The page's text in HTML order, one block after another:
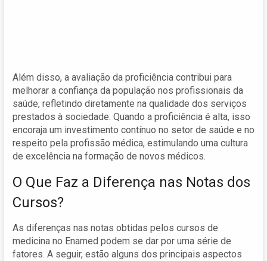
Além disso, a avaliação da proficiência contribui para
melhorar a confiança da população nos profissionais da
saúde, refletindo diretamente na qualidade dos serviços
prestados à sociedade. Quando a proficiência é alta, isso
encoraja um investimento contínuo no setor de saúde e no
respeito pela profissão médica, estimulando uma cultura
de excelência na formação de novos médicos.
O Que Faz a Diferença nas Notas dos
Cursos?
As diferenças nas notas obtidas pelos cursos de
medicina no Enamed podem se dar por uma série de
fatores. A seguir, estão alguns dos principais aspectos